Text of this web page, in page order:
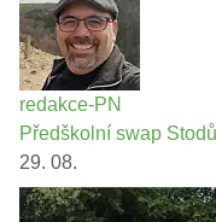
redakce-PN
Předškolní swap
29. 08.